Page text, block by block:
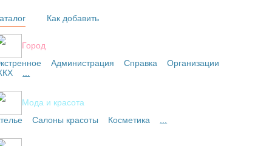
Город
Администрация Справка
Организации
Мода и красота
Салоны красоты Косметика
Как добавить